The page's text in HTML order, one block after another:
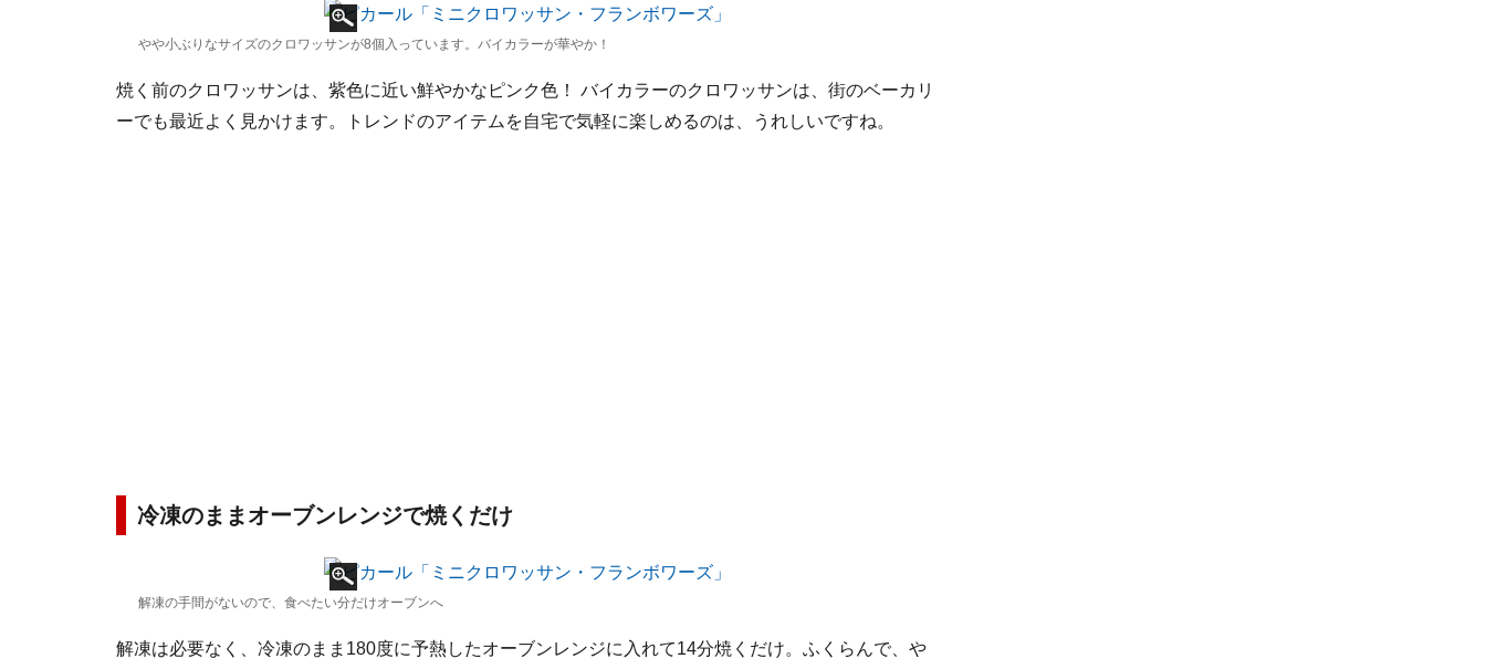
やや小ぶりなサイズのクロワッサンが8個入っています。バイカラーが華やか！
焼く前のクロワッサンは、紫色に近い鮮やかなピンク色！ バイカラーのクロワッサンは、街のベーカリ
ーでも最近よく見かけます。トレンドのアイテムを自宅で気軽に楽しめるのは、うれしいですね。
冷凍のままオーブンレンジで焼くだけ
解凍の手間がないので、食べたい分だけオーブンへ
解凍は必要なく、冷凍のまま180度に予熱したオーブンレンジに入れて14分焼くだけ。ふくらんで、や